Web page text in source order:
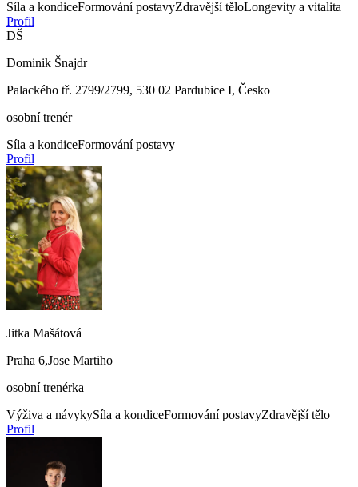
Síla a kondiceFormování postavyZdravější těloLongevity a vitalita
Profil
DŠ
Dominik Šnajdr
Palackého tř. 2799/2799, 530 02 Pardubice I, Česko
osobní trenér
Síla a kondiceFormování postavy
Profil
Jitka Mašátová
Praha 6,Jose Martiho
osobní trenérka
Výživa a návykySíla a kondiceFormování postavyZdravější tělo
Profil